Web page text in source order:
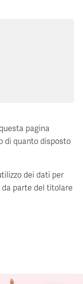
pagina
di quanto disposto
dei dati per
parte del titolare